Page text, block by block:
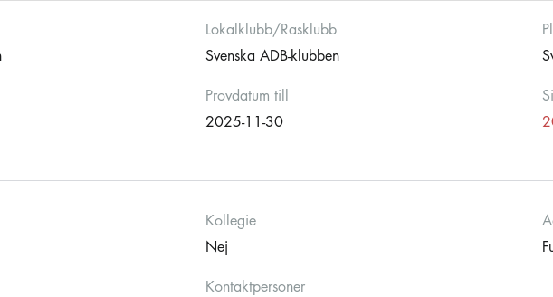
Lokalklubb/Rasklubb
Svenska ADB-klubben
Provdatum till
2025-11-30
Kollegie
Nej
Kontaktpersoner